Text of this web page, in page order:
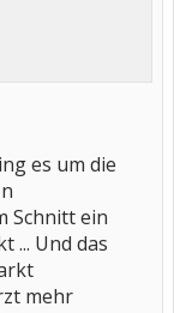
es um die
Schnitt ein
... Und das
mehr